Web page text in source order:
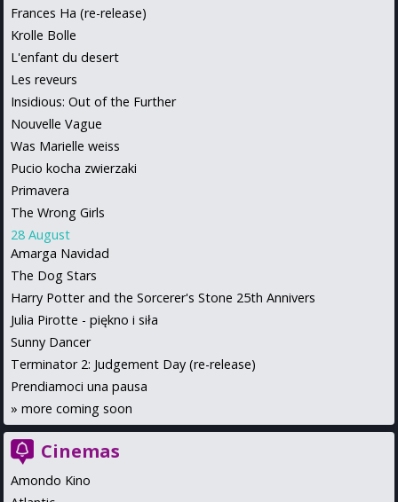
Frances Ha (re-release)
Krolle Bolle
L'enfant du desert
Les reveurs
Insidious: Out of the Further
Nouvelle Vague
Was Marielle weiss
Pucio kocha zwierzaki
Primavera
The Wrong Girls
28 August
Amarga Navidad
The Dog Stars
Harry Potter and the Sorcerer's Stone 25th Annivers
Julia Pirotte - piękno i siła
Sunny Dancer
Terminator 2: Judgement Day (re-release)
Prendiamoci una pausa
» more coming soon
Cinemas
Amondo Kino